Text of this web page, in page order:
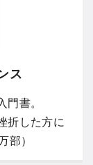
ス
書。
折した方に
）